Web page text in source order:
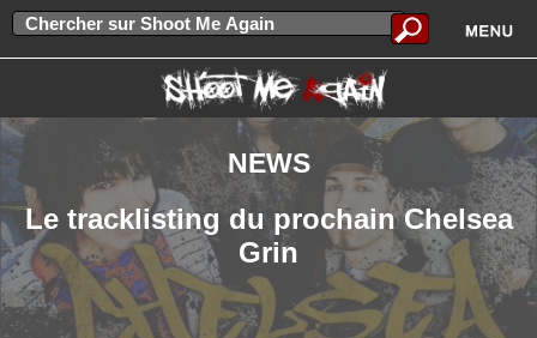
NEWS
Le tracklisting du prochain Chelsea
Grin